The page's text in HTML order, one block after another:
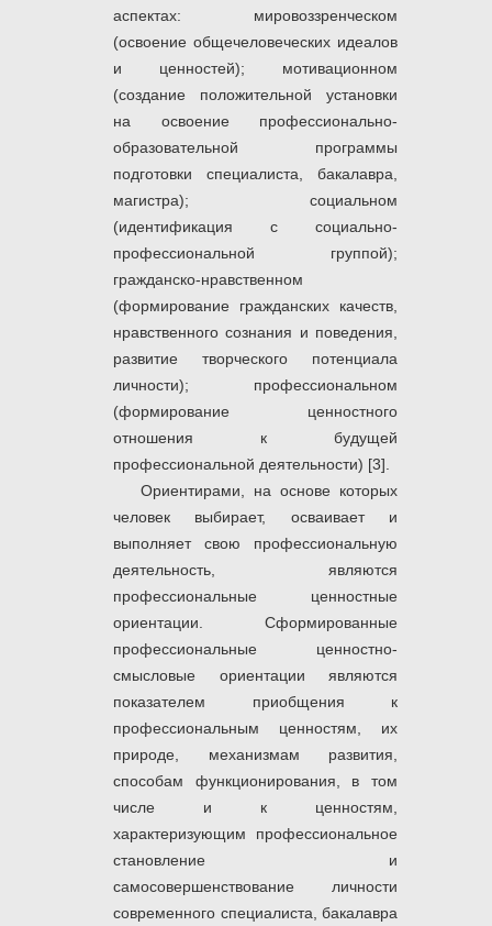
аспектах: мировоззренческом
(освоение общечеловеческих идеалов
и ценностей); мотивационном
(создание положительной установки
на освоение профессионально-
образовательной программы
подготовки специалиста, бакалавра,
магистра); социальном
(идентификация с социально-
профессиональной группой);
гражданско-нравственном
(формирование гражданских качеств,
нравственного сознания и поведения,
развитие творческого потенциала
личности); профессиональном
(формирование ценностного
отношения к будущей
профессиональной деятельности) [3].
Ориентирами, на основе которых
человек выбирает, осваивает и
выполняет свою профессиональную
деятельность, являются
профессиональные ценностные
ориентации. Сформированные
профессиональные ценностно-
смысловые ориентации являются
показателем приобщения к
профессиональным ценностям, их
природе, механизмам развития,
способам функционирования, в том
числе и к ценностям,
характеризующим профессиональное
становление и
самосовершенствование личности
современного специалиста, бакалавра